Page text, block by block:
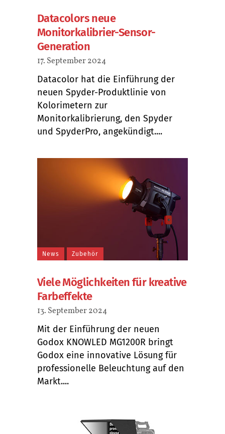
Datacolors neue
Monitorkalibrier-Sensor-
Generation
17. September 2024
Datacolor hat die Einführung der
neuen Spyder-Produktlinie von
Kolorimetern zur
Monitorkalibrierung, den Spyder
und SpyderPro, angekündigt....
News Zubehör
Viele Möglichkeiten für kreative
Farbeffekte
13. September 2024
Mit der Einführung der neuen
Godox KNOWLED MG1200R bringt
Godox eine innovative Lösung für
professionelle Beleuchtung auf den
Markt....